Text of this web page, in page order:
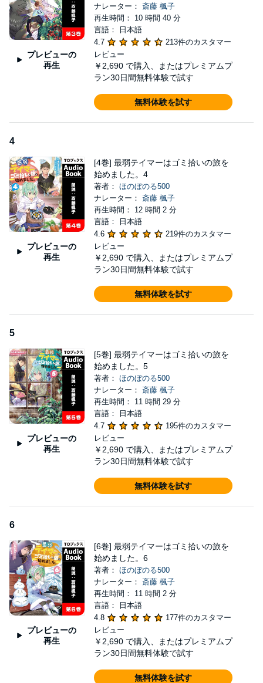
プレビューの
再生
ナレーター： 斎藤 楓子
再生時間： 10 時間 40 分
言語： 日本語
4.7
213件のカスタマー
レビュー
￥2,690 で購入、またはプレミアムプ
ラン30日間無料体験で試す
無料体験を試す
4
プレビューの
再生
[4巻] 最弱テイマーはゴミ拾いの旅を
始めました。4
著者： ほのぼのる500
ナレーター： 斎藤 楓子
再生時間： 12 時間 2 分
言語： 日本語
4.6
219件のカスタマー
レビュー
￥2,690 で購入、またはプレミアムプ
ラン30日間無料体験で試す
無料体験を試す
5
プレビューの
再生
[5巻] 最弱テイマーはゴミ拾いの旅を
始めました。5
著者： ほのぼのる500
ナレーター： 斎藤 楓子
再生時間： 11 時間 29 分
言語： 日本語
4.7
195件のカスタマー
レビュー
￥2,690 で購入、またはプレミアムプ
ラン30日間無料体験で試す
無料体験を試す
6
プレビューの
再生
[6巻] 最弱テイマーはゴミ拾いの旅を
始めました。6
著者： ほのぼのる500
ナレーター： 斎藤 楓子
再生時間： 11 時間 2 分
言語： 日本語
4.8
177件のカスタマー
レビュー
￥2,690 で購入、またはプレミアムプ
ラン30日間無料体験で試す
無料体験を試す